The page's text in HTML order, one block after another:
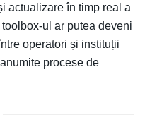
actualizare în timp real a
ul ar putea deveni
operatori și instituții
procese de